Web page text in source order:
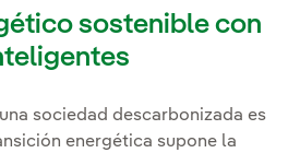
sostenible con
sociedad descarbonizada es
energética supone la